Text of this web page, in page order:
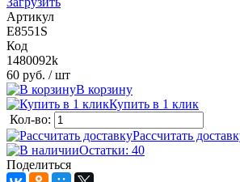
Артикул
E8551S
Код
1480092k
60 руб. / шт
В корзину
Купить в 1 клик
Кол-во:
Рассчитать
Остатки: 40
Поделиться